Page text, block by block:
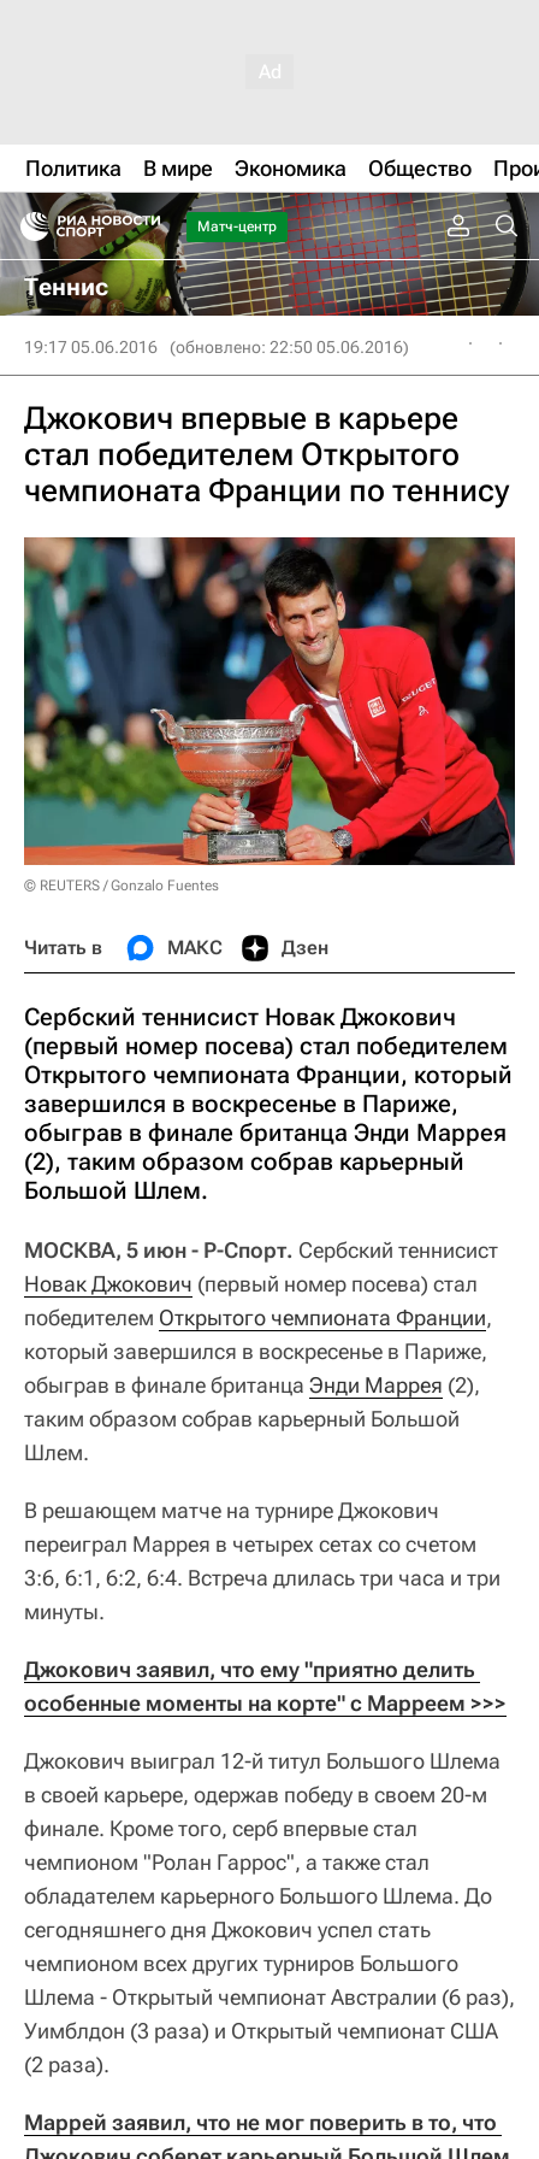
Политика В мире Экономика Общество
Матч-центр
Теннис
19:17 05.06.2016 (обновлено: 22:50 05.06.2016)
Джокович впервые в карьере
стал победителем Открытого
чемпионата Франции по теннису
© REUTERS / Gonzalo Fuentes
Читать в МАКС Дзен
Сербский теннисист Новак Джокович
(первый номер посева) стал победителем
Открытого чемпионата Франции, который
завершился в воскресенье в Париже,
обыграв в финале британца Энди Маррея
(2), таким образом собрав карьерный
Большой Шлем.
МОСКВА, 5 июн - Р-Спорт. Сербский теннисист
Новак Джокович (первый номер посева) стал
победителем Открытого чемпионата Франции,
который завершился в воскресенье в Париже,
обыграв в финале британца Энди Маррея (2),
таким образом собрав карьерный Большой
Шлем.
В решающем матче на турнире Джокович
переиграл Маррея в четырех сетах со счетом
3:6, 6:1, 6:2, 6:4. Встреча длилась три часа и три
минуты.
Джокович заявил, что ему "приятно делить
особенные моменты на корте" с Марреем >>>
Джокович выиграл 12-й титул Большого Шлема
в своей карьере, одержав победу в своем 20-м
финале. Кроме того, серб впервые стал
чемпионом "Ролан Гаррос", а также стал
обладателем карьерного Большого Шлема. До
сегодняшнего дня Джокович успел стать
чемпионом всех других турниров Большого
Шлема - Открытый чемпионат Австралии (6 раз),
Уимблдон (3 раза) и Открытый чемпионат США
(2 раза).
Маррей заявил, что не мог поверить в то, что